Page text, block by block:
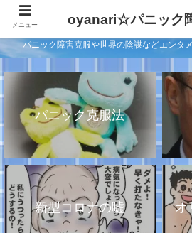
パニック障害克服や世界の陰謀などエンタ
パニック克服法
新型コロナの嘘 オ
メニュー oyanari☆パニック